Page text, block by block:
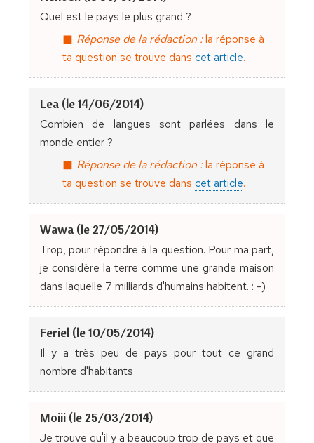
Quel est le pays le plus grand ?
Réponse de la rédaction :la réponse à
ta question se trouve dans cet article.
Lea (le 14/06/2014)
Combien de langues sont parlées dans le
monde entier ?
Réponse de la rédaction :la réponse à
ta question se trouve dans cet article.
Wawa (le 27/05/2014)
Trop, pour répondre à la question. Pour ma part,
je considère la terre comme une grande maison
dans laquelle 7 milliards d'humains habitent. : -)
Feriel (le 10/05/2014)
Il y a très peu de pays pour tout ce grand
nombre d'habitants
Moiii (le 25/03/2014)
Je trouve qu'il y a beaucoup trop de pays et que